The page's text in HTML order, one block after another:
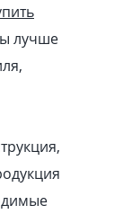
лучше